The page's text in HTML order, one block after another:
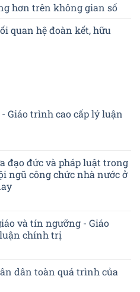
hơn trên không gian số
quan hệ đoàn kết, hữu
- Giáo trình cao cấp lý luận
đạo đức và pháp luật trong
ngũ công chức nhà nước ở
và tín ngưỡng - Giáo
chính trị
dân toàn quá trình của